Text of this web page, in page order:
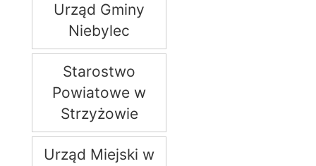
Urząd Gminy
Niebylec
Starostwo
Powiatowe w
Strzyżowie
Urząd Miejski w